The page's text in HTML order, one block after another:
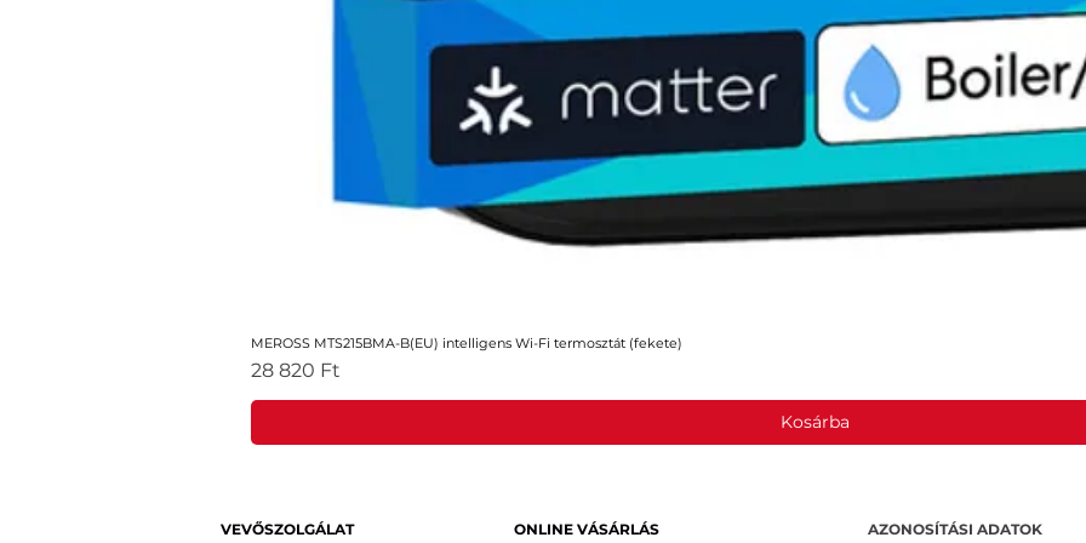
MEROSS MTS215BMA-B(EU) intelligens Wi-Fi termosztát (fekete)
Ár
28 820 Ft
Kosárba
VEVŐSZOLGÁLAT ONLINE VÁSÁRLÁS AZONOSÍTÁSI ADATOK